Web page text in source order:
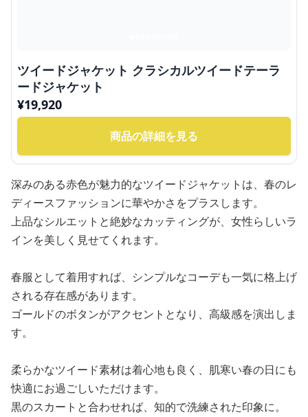
ツイードジャケット クラシカルツイードテーラ
ードジャケット
¥19,920
商品の詳細を見る
深みのある赤色が魅力的なツイードジャケットは、春のレ
ディースファッションに華やかさをプラスします。
上品なシルエットと絶妙なカッティングが、女性らしいラ
インを美しく見せてくれます。
春服として着用すれば、シンプルなコーデも一気に格上げ
される存在感があります。
ゴールドのボタンがアクセントとなり、高級感を演出しま
す。
柔らかなツイード素材は着心地も良く、肌寒い春の日にも
快適にお過ごしいただけます。
黒のスカートと合わせれば、知的で洗練された印象に。